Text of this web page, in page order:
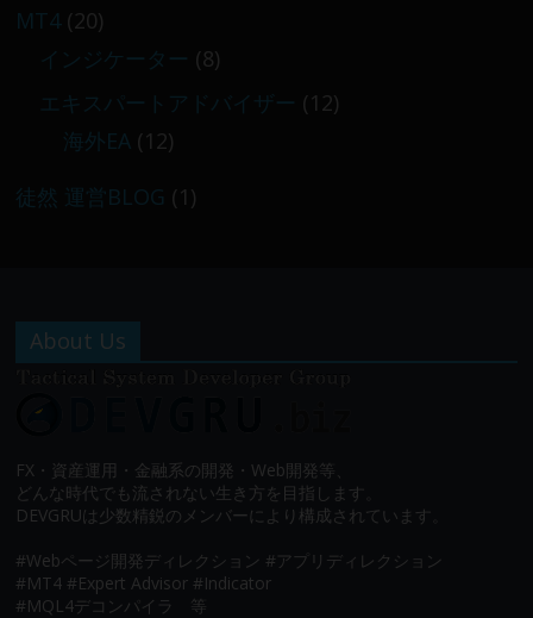
MT4(20)
インジケーター (8)
エキスパートアドバイザー (12)
海外EA (12)
徒然 運営BLOG (1)
About Us
FX・資産運用・金融系の開発・Web開発等、
どんな時代でも流されない生き方を目指します。
DEVGRUは少数精鋭のメンバーにより構成されています。
#Webページ開発ディレクション #アプリディレクション
#MT4 #Expert Advisor #Indicator
#MQL4デコンパイラ 等